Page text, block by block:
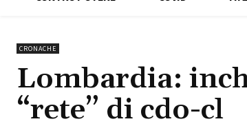
CRONACHE
Lombardia:
“rete” di cdo-cl